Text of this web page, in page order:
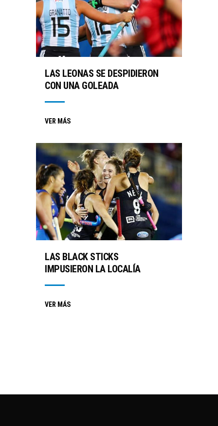
LAS LEONAS SE DESPIDIERON
CON UNA GOLEADA
VER MÁS
LAS BLACK STICKS
IMPUSIERON LA LOCALÍA
VER MÁS